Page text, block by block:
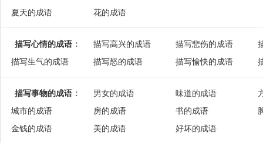
夏天的成语
花的成语
描写心情的成语 ： 描写高兴的成语 描写悲伤的成语
描写生气的成语
描写怒的成语 描写愉快的成语
描写事物的成语 ： 男女的成语 味道的成语
城市的成语
房的成语 书的成语
金钱的成语
美的成语 好坏的成语